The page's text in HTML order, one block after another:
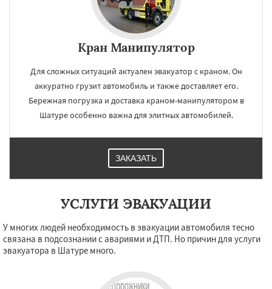
Кран Манипулятор
Для сложных ситуаций актуален эвакуатор с краном. Он
аккуратно грузит автомобиль и также доставляет его.
Бережная погрузка и доставка краном-манипулятором в
Шатуре особенно важна для элитных автомобилей.
ЗАКАЗАТЬ
УСЛУГИ ЭВАКУАЦИИ
У многих людей необходимость в эвакуации автомобиля тесно
связана в подсознании с авариями и ДТП. Но причин для услуги
эвакуатора в Шатуре много.